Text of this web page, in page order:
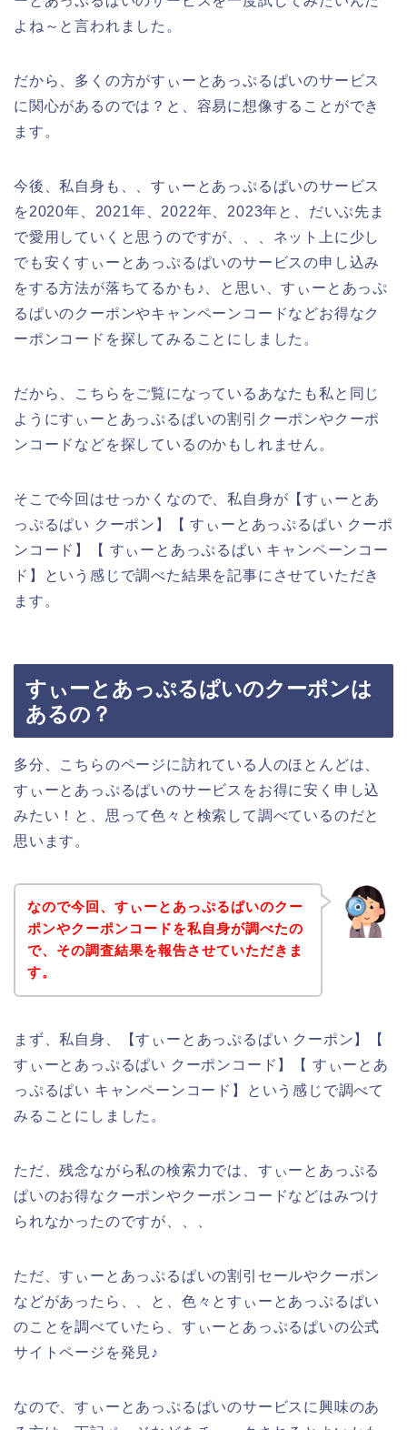
よね～と言われました。
だから、多くの方がすぃーとあっぷるぱいのサービス
に関心があるのでは？と、容易に想像することができ
ます。
今後、私自身も、、すぃーとあっぷるぱいのサービス
を2020年、2021年、2022年、2023年と、だいぶ先ま
で愛用していくと思うのですが、、、ネット上に少し
でも安くすぃーとあっぷるぱいのサービスの申し込み
をする方法が落ちてるかも♪、と思い、すぃーとあっぷ
るぱいのクーポンやキャンペーンコードなどお得なク
ーポンコードを探してみることにしました。
だから、こちらをご覧になっているあなたも私と同じ
ようにすぃーとあっぷるぱいの割引クーポンやクーポ
ンコードなどを探しているのかもしれません。
そこで今回はせっかくなので、私自身が【すぃーとあ
っぷるぱい クーポン】【 すぃーとあっぷるぱい クーポ
ンコード】【 すぃーとあっぷるぱい キャンペーンコー
ド】という感じで調べた結果を記事にさせていただき
ます。
すぃーとあっぷるぱいのクーポンは
あるの？
多分、こちらのページに訪れている人のほとんどは、
すぃーとあっぷるぱいのサービスをお得に安く申し込
みたい！と、思って色々と検索して調べているのだと
思います。
なので今回、すぃーとあっぷるぱいのクー
ポンやクーポンコードを私自身が調べたの
で、その調査結果を報告させていただきま
す。
まず、私自身、【すぃーとあっぷるぱい クーポン】【
すぃーとあっぷるぱい クーポンコード】【 すぃーとあ
っぷるぱい キャンペーンコード】という感じで調べて
みることにしました。
ただ、残念ながら私の検索力では、すぃーとあっぷる
ぱいのお得なクーポンやクーポンコードなどはみつけ
られなかったのですが、、、
ただ、すぃーとあっぷるぱいの割引セールやクーポン
などがあったら、、と、色々とすぃーとあっぷるぱい
のことを調べていたら、すぃーとあっぷるぱいの公式
サイトページを発見♪
なので、すぃーとあっぷるぱいのサービスに興味のあ